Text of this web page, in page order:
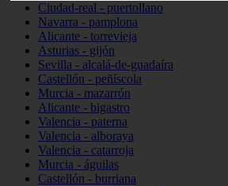
Ciudad-real - puertollano
Navarra - pamplona
Alicante - torrevieja
Asturias - gijón
Sevilla - alcalá-de-guadaíra
Castellón - peñíscola
Murcia - mazarrón
Alicante - bigastro
Valencia - paterna
Valencia - alboraya
Valencia - catarroja
Murcia - águilas
Castellón - burriana